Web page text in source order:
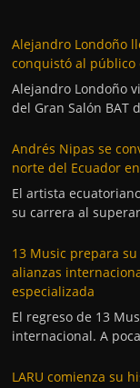
Alejandro Londoño
conquistó al público
Alejandro Londoño
del Gran Salón BAT
Andrés Nipas se
norte del Ecuador
El artista
su carrera al
13 Music prepara
alianzas
especializada
El regreso de 13
internacional. A
LARU comienza su